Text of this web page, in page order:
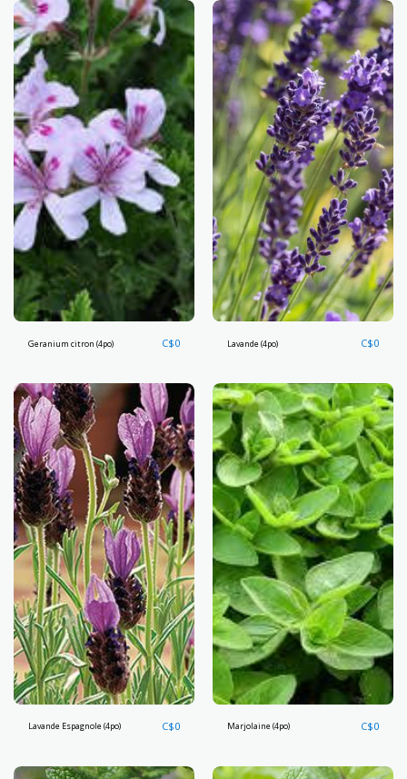
Geranium citron (4po) C$0 Lavande (4po) C$0
Lavande Espagnole (4po) C$0 Marjolaine (4po) C$0